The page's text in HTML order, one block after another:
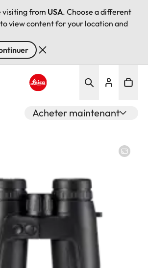
visiting from USA. Choose a different
view content for your location and
Acheter maintenant